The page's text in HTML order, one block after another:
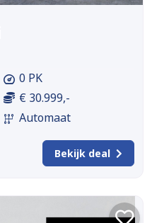
0 PK
€ 30.999,-
Automaat
Bekijk deal